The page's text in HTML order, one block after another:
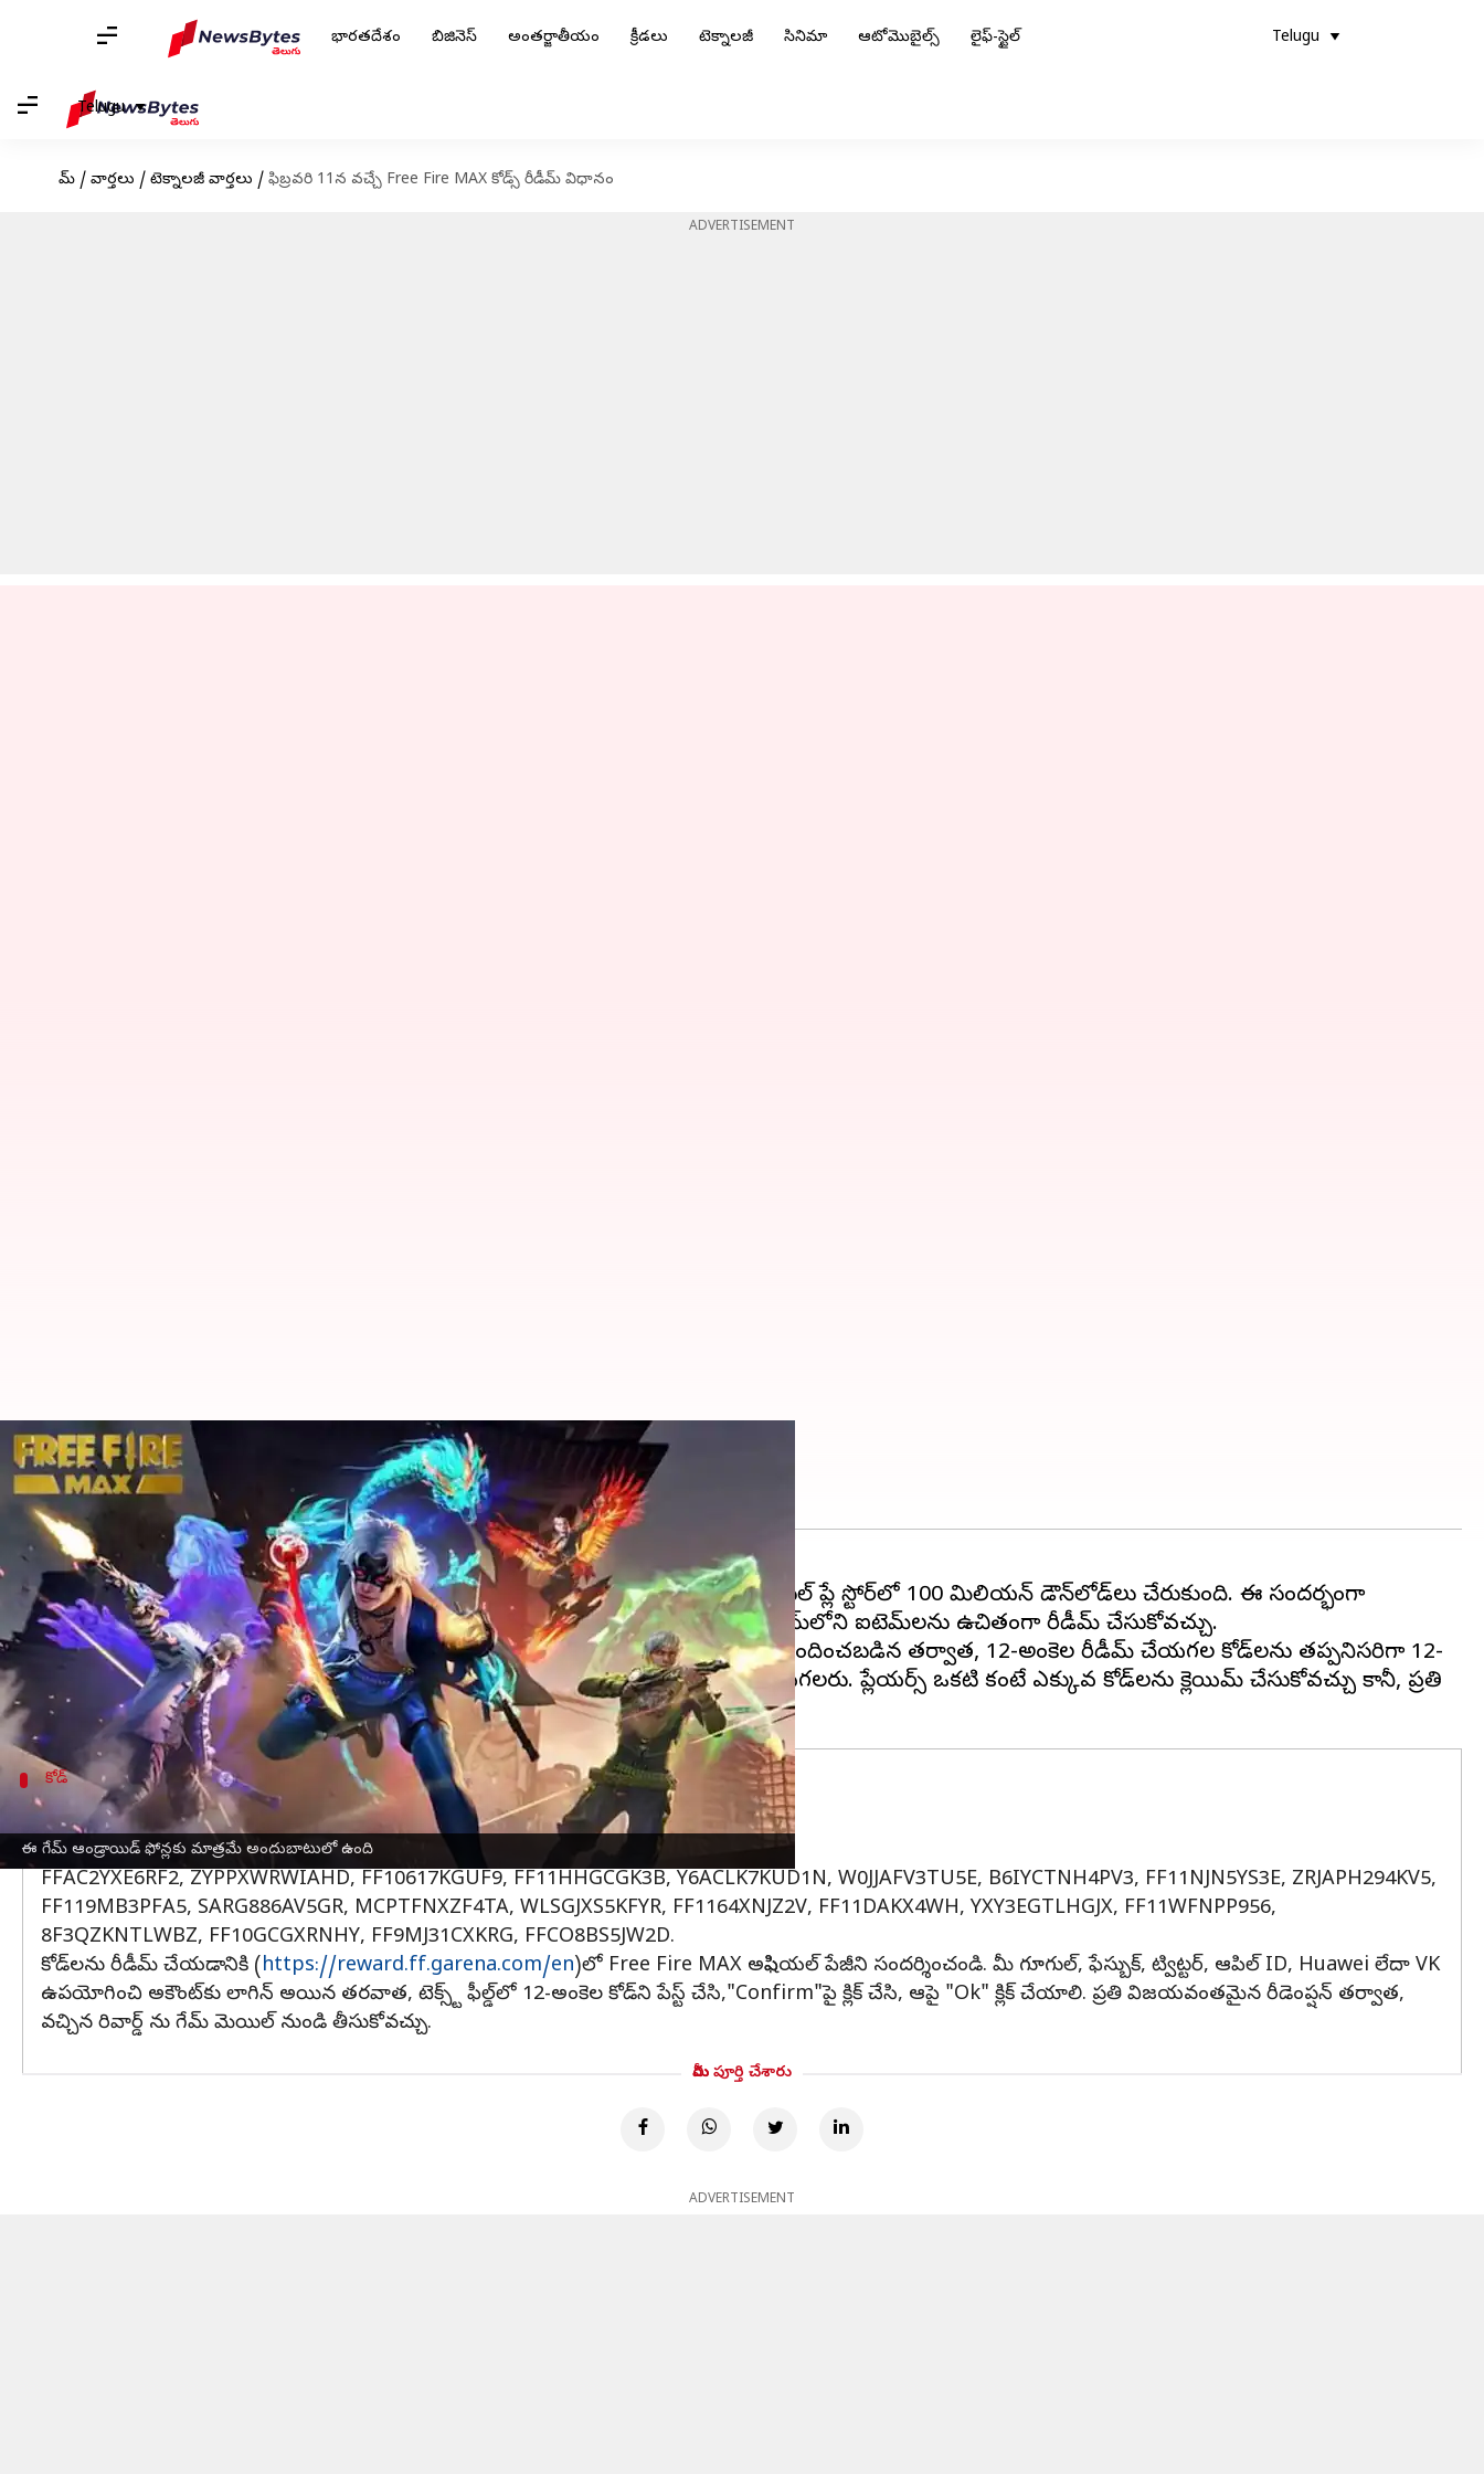
భారతదేశం బిజినెస్ అంతర్జాతీయం క్రీడలు టెక్నాలజీ సినిమా ఆటోమొబైల్స్ లైఫ్-స్టైల్ Telugu
Telugu
హోమ్ / వార్తలు / టెక్నాలజీ వార్తలు / ఫిబ్రవరి 11న వచ్చే Free Fire MAX కోడ్స్ రీడీమ్ విధానం
ADVERTISEMENT
ఈ గేమ్ ఆండ్రాయిడ్ ఫోన్లకు మాత్రమే అందుబాటులో ఉంది
ఫిబ్రవరి 11న వచ్చే Free Fire MAX కోడ్స్ రీడీమ్ విధానం
వ్రాసిన వారు Nishkala Sathivada Feb 11, 2023 11:36 am
ఈ వార్తాకథనం ఏంటి
Garena సెప్టెంబర్ 2021లో కాస్మెటిక్ అప్‌లతో ఫ్రీ ఫైర్ మాక్స్ ని విడుదల చేసింది. ఈమధ్యే గూగుల్ ప్లే స్టోర్‌లో 100 మిలియన్ డౌన్‌లోడ్‌లు చేరుకుంది. ఈ సందర్భంగా
డెవలపర్‌లు 12-అంకెల రీడీమ్ చేయదగిన కోడ్‌లను అందించడం ప్రారంభించారు, దీనివల్ల గేమ్‌లోని ఐటెమ్‌లను ఉచితంగా రీడీమ్ చేసుకోవచ్చు.
ఫ్రీ ఫైర్ మాక్స్ కోడ్‌లను రీడీమ్ చేయడానికి, తప్పనిసరిగా అనుసరించాల్సినవి . ఒకసారి రూపొందించబడిన తర్వాత, 12-అంకెల రీడీమ్ చేయగల కోడ్‌లను తప్పనిసరిగా 12-
18 గంటల లోపల యాక్సెస్ చేయాలి. అధికారిక వెబ్‌సైట్ ద్వారా మాత్రమే వాటిని రీడీమ్ చేయగలరు. ప్లేయర్స్ ఒకటి కంటే ఎక్కువ కోడ్‌లను క్లెయిమ్ చేసుకోవచ్చు కానీ, ప్రతి
కోడ్‌
గేమ్ లోని వివిధ వస్తువులను సేకరించడానికి ఈ కోడ్‌లను వాడండి
ఫిబ్రవరి 11న వచ్చే కోడ్‌లను చూడండి
FFAC2YXE6RF2, ZYPPXWRWIAHD, FF10617KGUF9, FF11HHGCGK3B, Y6ACLK7KUD1N, W0JJAFV3TU5E, B6IYCTNH4PV3, FF11NJN5YS3E, ZRJAPH294KV5,
FF119MB3PFA5, SARG886AV5GR, MCPTFNXZF4TA, WLSGJXS5KFYR, FF1164XNJZ2V, FF11DAKX4WH, YXY3EGTLHGJX, FF11WFNPP956,
8F3QZKNTLWBZ, FF10GCGXRNHY, FF9MJ31CXKRG, FFCO8BS5JW2D.
కోడ్‌లను రీడీమ్ చేయడానికి (https://reward.ff.garena.com/en)లో Free Fire MAX అఫిషియల్ పేజీని సందర్శించండి. మీ గూగుల్, ఫేస్బుక్, ట్విట్టర్, ఆపిల్ ID, Huawei లేదా VK
ఉపయోగించి అకౌంట్‌కు లాగిన్ అయిన తరవాత, టెక్స్ట్ ఫీల్డ్‌లో 12-అంకెల కోడ్‌ని పేస్ట్ చేసి,"Confirm"పై క్లిక్ చేసి, ఆపై "Ok" క్లిక్ చేయాలి. ప్రతి విజయవంతమైన రీడెంప్షన్ తర్వాత,
వచ్చిన రివార్డ్ ను గేమ్ మెయిల్ నుండి తీసుకోవచ్చు.
మీరు పూర్తి చేశారు
ADVERTISEMENT